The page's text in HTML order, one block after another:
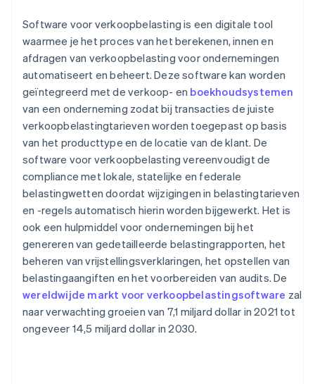
Software voor verkoopbelasting is een digitale tool
waarmee je het proces van het berekenen, innen en
afdragen van verkoopbelasting voor ondernemingen
automatiseert en beheert. Deze software kan worden
geïntegreerd met de verkoop- en boekhoudsystemen
van een onderneming zodat bij transacties de juiste
verkoopbelastingtarieven worden toegepast op basis
van het producttype en de locatie van de klant. De
software voor verkoopbelasting vereenvoudigt de
compliance met lokale, statelijke en federale
belastingwetten doordat wijzigingen in belastingtarieven
en -regels automatisch hierin worden bijgewerkt. Het is
ook een hulpmiddel voor ondernemingen bij het
genereren van gedetailleerde belastingrapporten, het
beheren van vrijstellingsverklaringen, het opstellen van
belastingaangiften en het voorbereiden van audits. De
wereldwijde markt voor verkoopbelastingsoftware zal
naar verwachting groeien van 7,1 miljard dollar in 2021 tot
ongeveer 14,5 miljard dollar in 2030.